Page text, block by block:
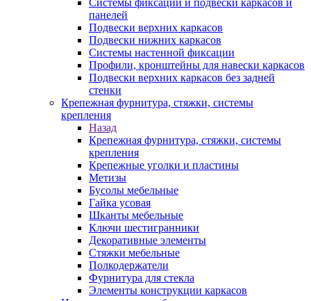
Системы фиксации и подвески каркасов и
панелей
Подвески верхних каркасов
Подвески нижних каркасов
Системы настенной фиксации
Профили, кронштейны для навески каркасов
Подвески верхних каркасов без задней
стенки
Крепежная фурнитура, стяжки, системы
крепления
Назад
Крепежная фурнитура, стяжки, системы
крепления
Крепежные уголки и пластины
Метизы
Бусолы мебельные
Гайка усовая
Шканты мебельные
Ключи шестигранники
Декоративные элементы
Стяжки мебельные
Полкодержатели
Фурнитура для стекла
Элементы конструкции каркасов